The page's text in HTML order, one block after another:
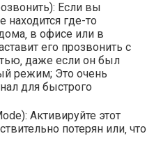
Если вы
находится где-то
в офисе или в
его прозвонить с
даже если он был
режим; Это очень
для быстрого
Активируйте этот
потерян или‚ что